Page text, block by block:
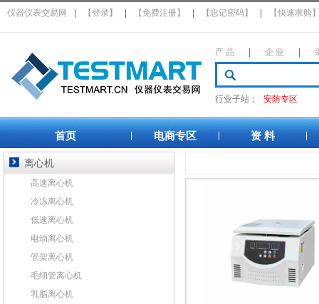
仪器仪表交易网 【登录】 【免费注册】 【忘记密码】 【快速求购
产 品 企 业
行业子站： 安防专区
首页 电商专区 资 料
离心机
高速离心机
冷冻离心机
低速离心机
电动离心机
管架离心机
毛细管离心机
乳脂离心机